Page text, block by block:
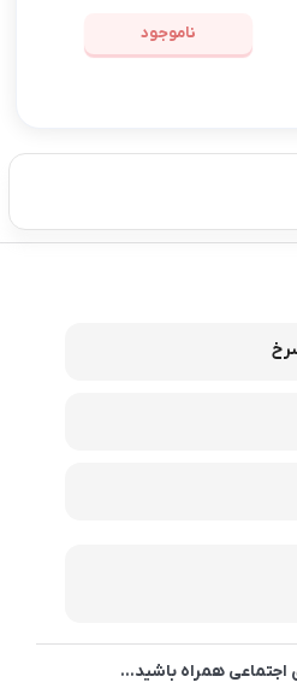
ناموجود
اجتماعی همراه باشید...